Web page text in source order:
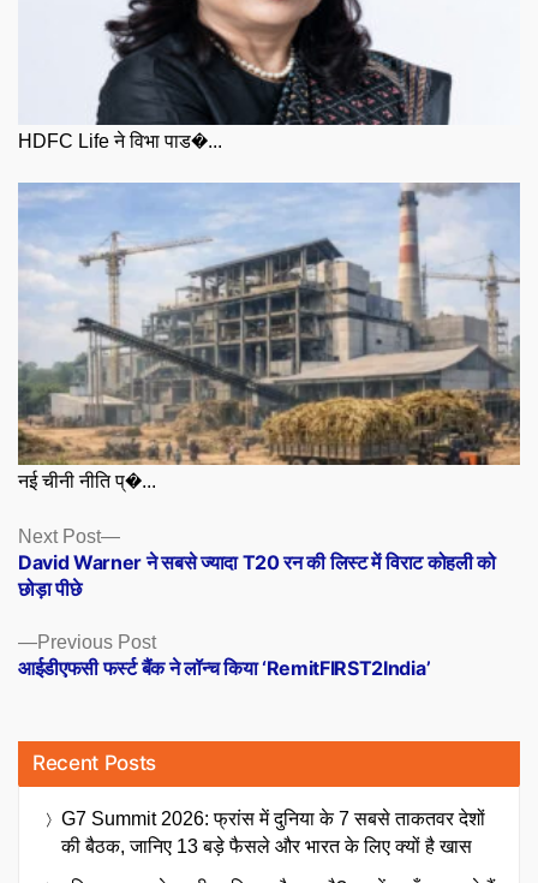
HDFC Life ने विभा पाड�...
नई चीनी नीति प्�...
Posts
navigation
Previous PostPrevious
post:
आईडीएफसी फर्स्ट बैंक ने लॉन्च किया ‘RemitFIRST2India’
Next Post
Next
post:
David Warner ने सबसे ज्यादा T20 रन की लिस्ट में विराट कोहली को
छोड़ा पीछे
Recent Posts
G7 Summit 2026: फ्रांस में दुनिया के 7 सबसे ताकतवर देशों
की बैठक, जानिए 13 बड़े फैसले और भारत के लिए क्यों है खास